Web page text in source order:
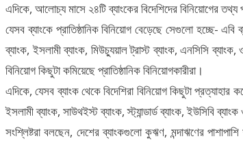
এদিকে, আলোচ্য মাসে ২৪টি ব্যাংকের বিদেশিদের বিনিয়োগের তথ্য
যেসব ব্যাংকে প্রাতিষ্ঠানিক বিনিয়োগ বেড়েছে সেগুলো হচ্ছে-
ব্যাংক, ইসলামী ব্যাংক, মিউচ্যুয়াল ট্রাস্ট ব্যাংক, এনসিসি
বিনিয়োগ কিছুটা কমিয়েছে প্রাতিষ্ঠানিক বিনিয়োগকারীরা।
এদিকে, যেসব ব্যাংক থেকে বিদেশিরা বিনিয়োগ কিছুটা
ইসলামী ব্যাংক, সাউথইস্ট ব্যাংক, স্ট্যান্ডার্ড ব্যাংক, ইউসিবি
সংশ্লিষ্টরা বলছেন, দেশের ব্যাংকগুলো কুঋণ, মন্দাঋণের